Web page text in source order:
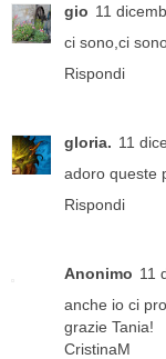
gio 11
ci sono,ci
Rispondi
gloria. 11
adoro queste
Rispondi
Anonimo 11
anche io ci
grazie Tania!
CristinaM